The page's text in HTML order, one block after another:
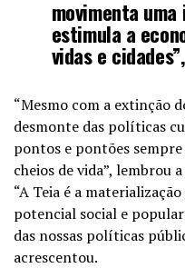
movimenta
estimula a
vidas e
“Mesmo com a extinção
desmonte das políticas
pontos e pontões
cheios de vida”, lembrou
“A Teia é a
potencial social e
das nossas políticas
acrescentou.